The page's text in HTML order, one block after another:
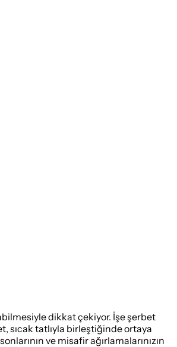
dikkat çekiyor. İşe şerbet
sıcak tatlıyla birleştiğinde ortaya
ve misafir ağırlamalarınızın